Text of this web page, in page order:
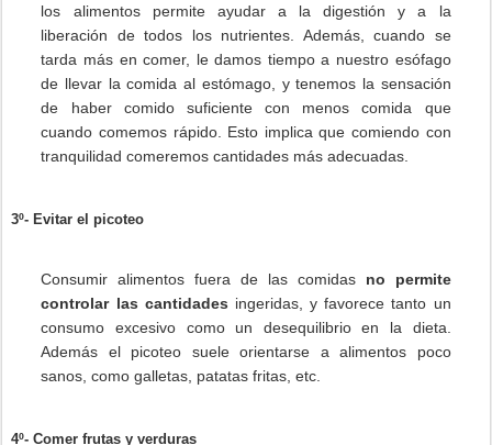
los alimentos permite ayudar a la digestión y a la
liberación de todos los nutrientes. Además, cuando se
tarda más en comer, le damos tiempo a nuestro esófago
de llevar la comida al estómago, y tenemos la sensación
de haber comido suficiente con menos comida que
cuando comemos rápido. Esto implica que comiendo con
tranquilidad comeremos cantidades más adecuadas.
3º- Evitar el picoteo
Consumir alimentos fuera de las comidas
no permite
controlar las cantidades ingeridas, y favorece tanto un
consumo excesivo como un desequilibrio en la dieta.
Además el picoteo suele orientarse a alimentos poco
sanos, como galletas, patatas fritas, etc.
4º- Comer frutas y verduras